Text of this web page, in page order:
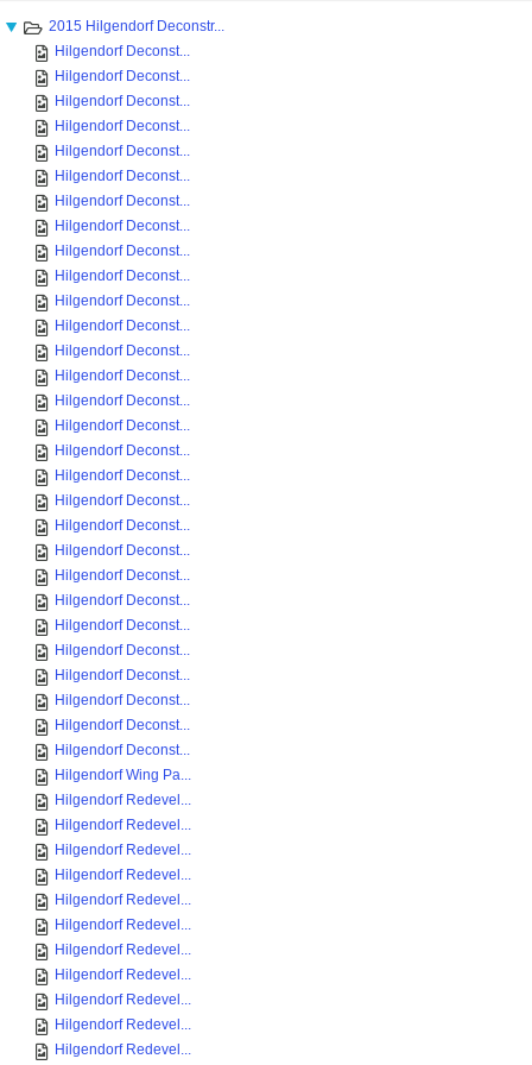
2015 Hilgendorf Deconstr...
Hilgendorf Deconst...
Hilgendorf Deconst...
Hilgendorf Deconst...
Hilgendorf Deconst...
Hilgendorf Deconst...
Hilgendorf Deconst...
Hilgendorf Deconst...
Hilgendorf Deconst...
Hilgendorf Deconst...
Hilgendorf Deconst...
Hilgendorf Deconst...
Hilgendorf Deconst...
Hilgendorf Deconst...
Hilgendorf Deconst...
Hilgendorf Deconst...
Hilgendorf Deconst...
Hilgendorf Deconst...
Hilgendorf Deconst...
Hilgendorf Deconst...
Hilgendorf Deconst...
Hilgendorf Deconst...
Hilgendorf Deconst...
Hilgendorf Deconst...
Hilgendorf Deconst...
Hilgendorf Deconst...
Hilgendorf Deconst...
Hilgendorf Deconst...
Hilgendorf Deconst...
Hilgendorf Deconst...
Hilgendorf Wing Pa...
Hilgendorf Redevel...
Hilgendorf Redevel...
Hilgendorf Redevel...
Hilgendorf Redevel...
Hilgendorf Redevel...
Hilgendorf Redevel...
Hilgendorf Redevel...
Hilgendorf Redevel...
Hilgendorf Redevel...
Hilgendorf Redevel...
Hilgendorf Redevel...